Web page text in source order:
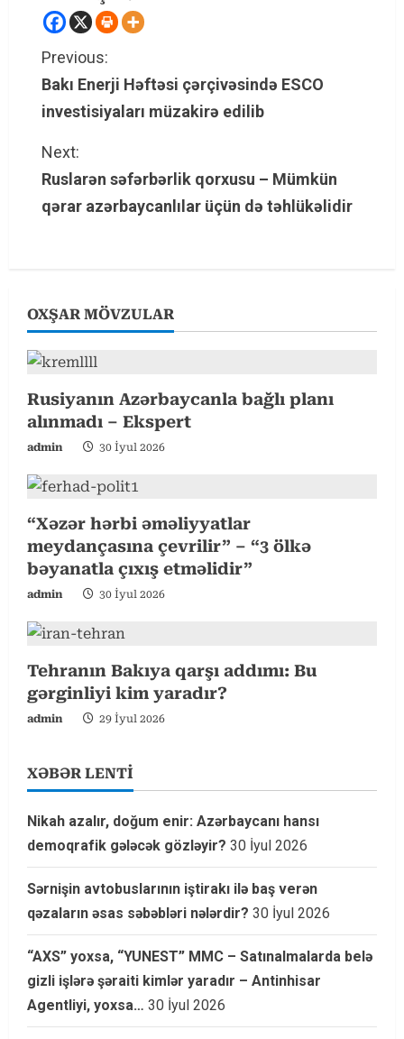
C
o
n
t
i
e
R
e
a
d
i
n
g
Previous:
Bakı Enerji Həftəsi çərçivəsində ESCO
investisiyaları müzakirə edilib
Next:
Ruslarən səfərbərlik qorxusu – Mümkün
qərar azərbaycanlılar üçün də təhlükəlidir
OXŞAR MÖVZULAR
Rusiyanın Azərbaycanla bağlı planı
alınmadı – Ekspert
admin 30 İyul 2026
“Xəzər hərbi əməliyyatlar
meydançasına çevrilir” – “3 ölkə
bəyanatla çıxış etməlidir”
admin 30 İyul 2026
Tehranın Bakıya qarşı addımı: Bu
gərginliyi kim yaradır?
admin 29 İyul 2026
XƏBƏR LENTİ
Nikah azalır, doğum enir: Azərbaycanı hansı
demoqrafik gələcək gözləyir? 30 İyul 2026
Sərnişin avtobuslarının iştirakı ilə baş verən
qəzaların əsas səbəbləri nələrdir? 30 İyul 2026
“AXS” yoxsa, “YUNEST” MMC – Satınalmalarda belə
gizli işlərə şəraiti kimlər yaradır – Antinhisar
Agentliyi, yoxsa… 30 İyul 2026